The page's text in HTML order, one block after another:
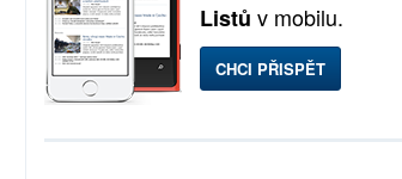
Listů v mobilu.
CHCI PŘISPĚT